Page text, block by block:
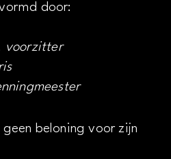
door:
voorzitter
beloning voor zijn